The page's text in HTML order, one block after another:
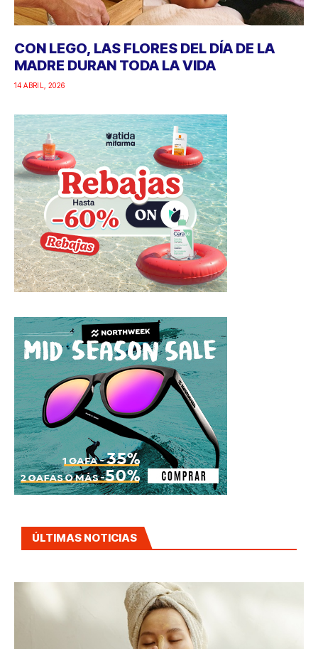
CON LEGO, LAS FLORES DEL DÍA DE LA
MADRE DURAN TODA LA VIDA
14 ABRIL, 2026
ÚLTIMAS NOTICIAS